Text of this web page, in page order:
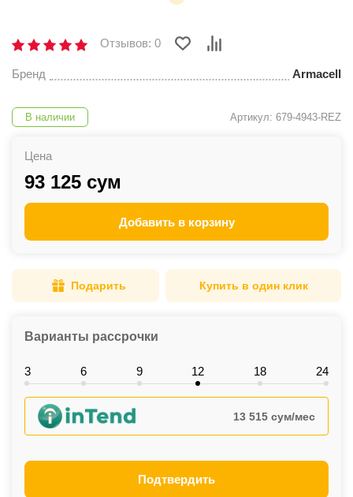
Отзывов: 0
Бренд Armacell
В наличии Артикул: 679-4943-REZ
Цена
93 125 сум
Добавить в корзину
Подарить Купить в один клик
Варианты рассрочки
3 6 9 12 18 24
13 515 сум/мес
Подтвердить